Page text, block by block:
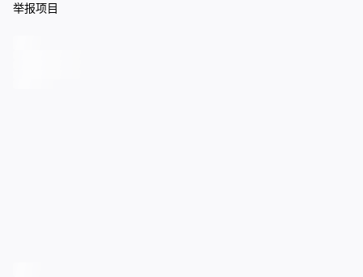
举报项目